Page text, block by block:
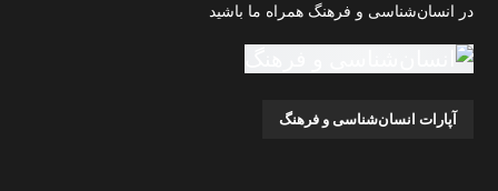
در انسان‌شناسی و فرهنگ همراه ما باشید
آپارات انسان‌شناسی و فرهنگ